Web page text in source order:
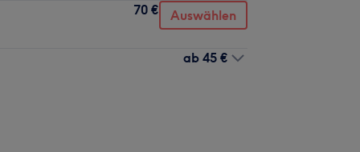
70 € Auswählen
ab 45 €